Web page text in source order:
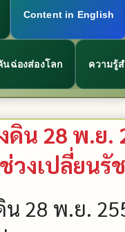
Content in English
นฉ่องส่องโลก ความรู้
น 28 พ.ย.
วงเปลี่ยนรั
28 พ.ย.